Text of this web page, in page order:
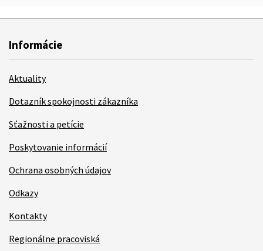
Informácie
Aktuality
Dotazník spokojnosti zákazníka
Sťažnosti a petície
Poskytovanie informácií
Ochrana osobných údajov
Odkazy
Kontakty
Regionálne pracoviská